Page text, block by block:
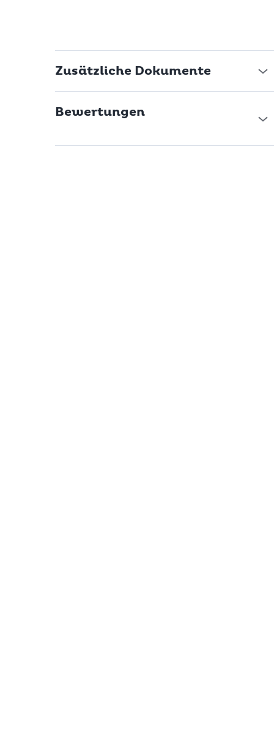
Zusätzliche Dokumente
Bewertungen